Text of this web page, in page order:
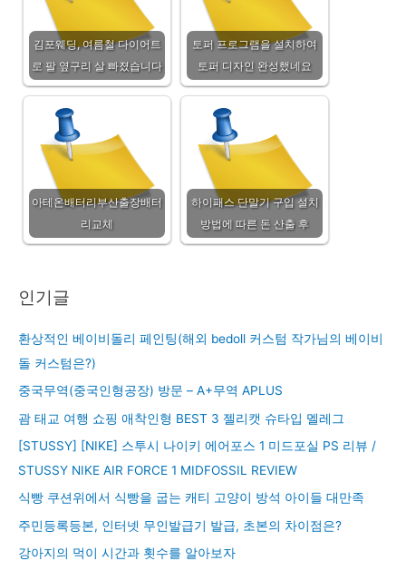
김포웨딩, 여름철 다이어트
로 팔 옆구리 살 빠졌습니다
토퍼 프로그램을 설치하여
토퍼 디자인 완성했네요
아테온배터리부산출장배터
리교체
하이패스 단말기 구입 설치
방법에 따른 돈 산출 후
인기글
환상적인 베이비돌리 페인팅(해외 bedoll 커스텀 작가님의 베이비
돌 커스텀은?)
중국무역(중국인형공장) 방문 – A+무역 APLUS
괌 태교 여행 쇼핑 애착인형 BEST 3 젤리캣 슈타입 멜레그
[STUSSY] [NIKE] 스투시 나이키 에어포스 1 미드포실 PS 리뷰 /
STUSSY NIKE AIR FORCE 1 MIDFOSSIL REVIEW
식빵 쿠션위에서 식빵을 굽는 캐티 고양이 방석 아이들 대만족
주민등록등본, 인터넷 무인발급기 발급, 초본의 차이점은?
강아지의 먹이 시간과 횟수를 알아보자